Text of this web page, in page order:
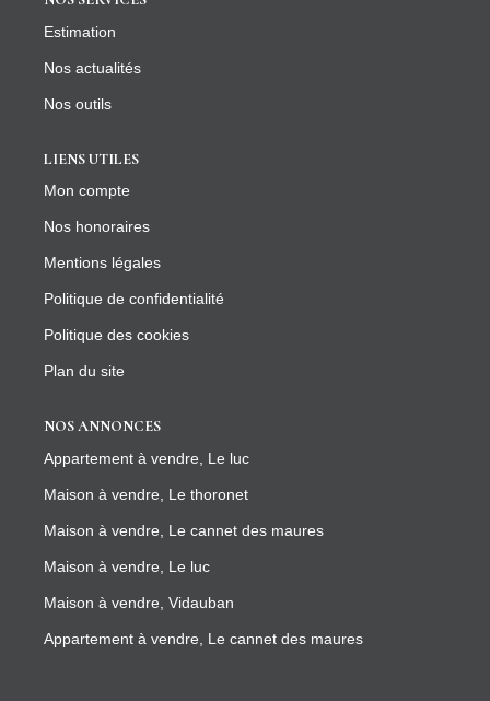
Estimation
Nos actualités
Nos outils
LIENS UTILES
Mon compte
Nos honoraires
Mentions légales
Politique de confidentialité
Politique des cookies
Plan du site
NOS ANNONCES
Appartement à vendre, Le luc
Maison à vendre, Le thoronet
Maison à vendre, Le cannet des maures
Maison à vendre, Le luc
Maison à vendre, Vidauban
Appartement à vendre, Le cannet des maures